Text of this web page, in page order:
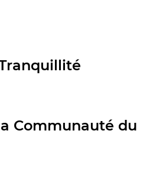
Communauté du